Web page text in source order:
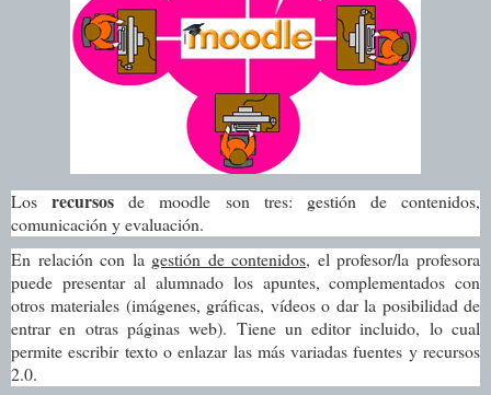
Losrecursos de moodle son tres: gestión de contenidos,
comunicación y evaluación.
En relación con la gestión de contenidos, el profesor/la profesora
puede presentar al alumnado los apuntes, complementados con
otros materiales (imágenes, gráficas, vídeos o dar la posibilidad de
entrar en otras páginas web). Tiene un editor incluido, lo cual
permite escribir texto o enlazar las más variadas fuentes y recursos
2.0.